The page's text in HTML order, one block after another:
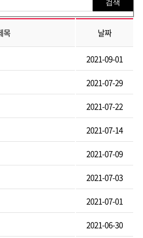
목 날짜
2021-09-01
2021-07-29
2021-07-22
2021-07-14
2021-07-09
2021-07-03
2021-07-01
2021-06-30